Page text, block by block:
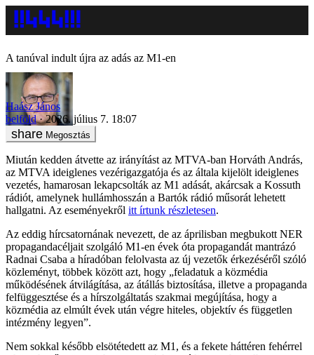
A tanúval indult újra az adás az M1-en
Haász János
belföld
2026. július 7. 18:07
Megosztás
Miután kedden átvette az irányítást az MTVA-ban Horváth András,
az MTVA ideiglenes vezérigazgatója és az általa kijelölt ideiglenes
vezetés, hamarosan lekapcsolták az M1 adását, akárcsak a Kossuth
rádiót, amelynek hullámhosszán a Bartók rádió műsorát lehetett
hallgatni. Az eseményekről itt írtunk részletesen.
Az eddig hírcsatornának nevezett, de az áprilisban megbukott NER
propagandacéljait szolgáló M1-en évek óta propagandát mantrázó
Radnai Csaba a híradóban felolvasta az új vezetők érkezéséről szóló
közleményt, többek között azt, hogy „feladatuk a közmédia
működésének átvilágítása, az átállás biztosítása, illetve a propaganda
felfüggesztése és a hírszolgáltatás szakmai megújítása, hogy a
közmédia az elmúlt évek után végre hiteles, objektív és független
intézmény legyen”.
Nem sokkal később elsötétedett az M1, és a fekete háttéren fehérrel